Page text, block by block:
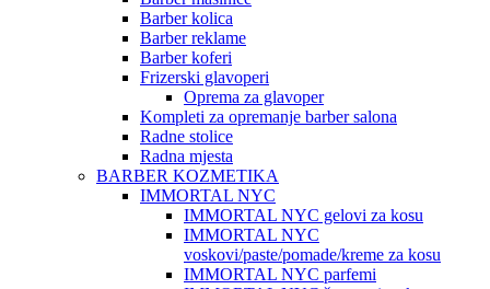
Barber kolica
Barber reklame
Barber koferi
Frizerski glavoperi
Oprema za glavoper
Kompleti za opremanje barber salona
Radne stolice
Radna mjesta
BARBER KOZMETIKA
IMMORTAL NYC
IMMORTAL NYC gelovi za kosu
IMMORTAL NYC
voskovi/paste/pomade/kreme za kosu
IMMORTAL NYC parfemi